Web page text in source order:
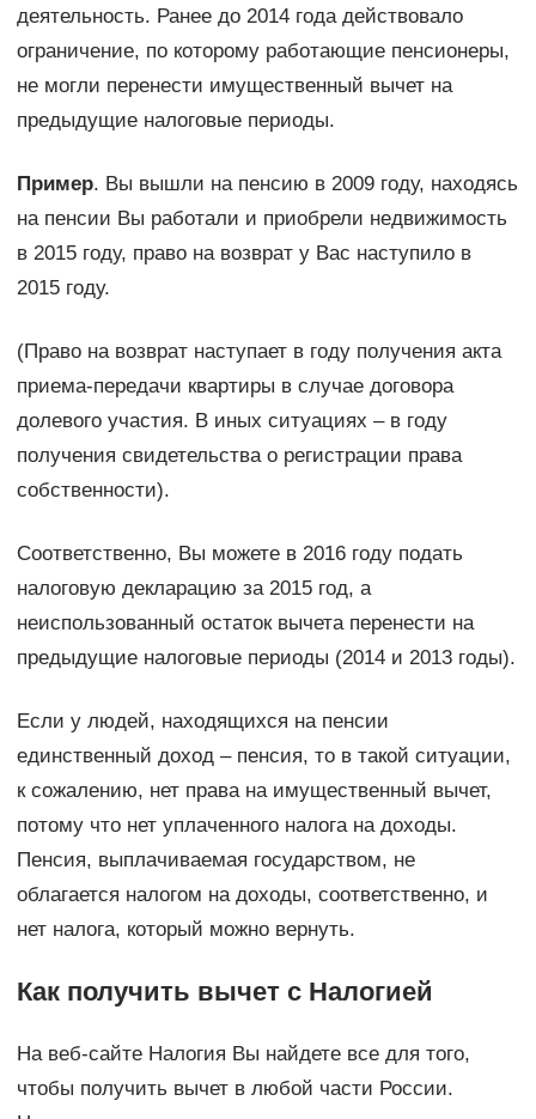
деятельность. Ранее до 2014 года действовало
ограничение, по которому работающие пенсионеры,
не могли перенести имущественный вычет на
предыдущие налоговые периоды.
Пример. Вы вышли на пенсию в 2009 году, находясь
на пенсии Вы работали и приобрели недвижимость
в 2015 году, право на возврат у Вас наступило в
2015 году.
(Право на возврат наступает в году получения акта
приема-передачи квартиры в случае договора
долевого участия. В иных ситуациях – в году
получения свидетельства о регистрации права
собственности).
Соответственно, Вы можете в 2016 году подать
налоговую декларацию за 2015 год, а
неиспользованный остаток вычета перенести на
предыдущие налоговые периоды (2014 и 2013 годы).
Если у людей, находящихся на пенсии
единственный доход – пенсия, то в такой ситуации,
к сожалению, нет права на имущественный вычет,
потому что нет уплаченного налога на доходы.
Пенсия, выплачиваемая государством, не
облагается налогом на доходы, соответственно, и
нет налога, который можно вернуть.
Как получить вычет с Налогией
На веб-сайте Налогия Вы найдете все для того,
чтобы получить вычет в любой части России.